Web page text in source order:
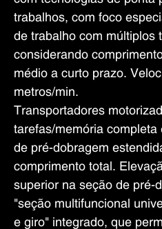
trabalhos, com foco
de trabalho com múltiplos
considerando
médio a curto prazo.
metros/min.
Transportadores
tarefas/memória
de pré-dobragem
comprimento total.
superior na seção de pré-
"seção multifuncional
e giro" integrado, que